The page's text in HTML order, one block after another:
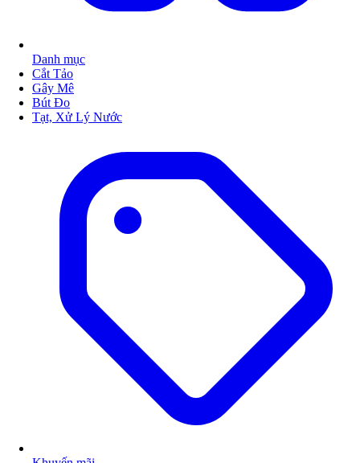
Danh mục
Cắt Tảo
Gây Mê
Bút Đo
Tạt, Xử Lý Nước